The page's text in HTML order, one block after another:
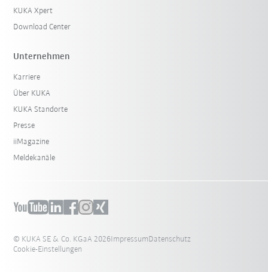
KUKA Xpert
Download Center
Unternehmen
Karriere
Über KUKA
KUKA Standorte
Presse
iiMagazine
Meldekanäle
© KUKA SE & Co. KGaA 2026ImpressumDatenschutz
Cookie-Einstellungen